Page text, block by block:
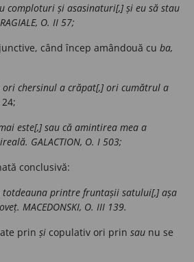
comploturi și asasinaturi[,] și eu să stau
O. II 57;
când încep amândouă cu ba,
ori chersinul a crăpat[,] ori cumătrul a
24;
este[,] sau că amintirea mea a
GALACTION, O. I 503;
conclusivă:
totdeauna printre fruntașii satului[,] așa
MACEDONSKI, O. III 139.
prin și copulativ ori prin sau nu se